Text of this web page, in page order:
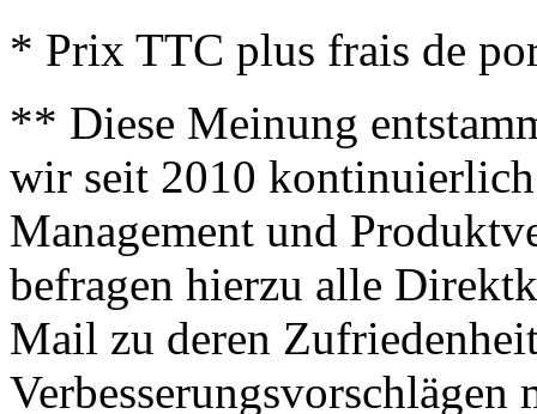
* Prix TTC plus frais de
** Diese Meinung
wir seit 2010
Management und
befragen hierzu alle
Mail zu deren